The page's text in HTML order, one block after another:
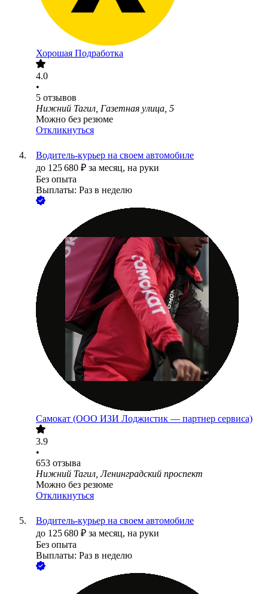
Хорошая Подработка
4.0
•
5 отзывов
Нижний Тагил, Газетная улица, 5
Можно без резюме
Откликнуться
Водитель-курьер на своем автомобиле
до 125 680 ₽ за месяц, на руки
Без опыта
Выплаты: Раз в неделю
Самокат (ООО ИЗИ Лоджистик — партнер сервиса)
3.9
•
653 отзыва
Нижний Тагил, Ленинградский проспект
Можно без резюме
Откликнуться
Водитель-курьер на своем автомобиле
до 125 680 ₽ за месяц, на руки
Без опыта
Выплаты: Раз в неделю